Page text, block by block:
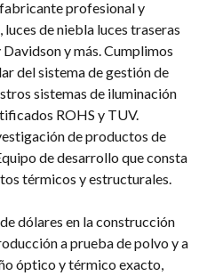
profesional y
de niebla luces traseras
y más. Cumplimos
del sistema de gestión de
sistemas de iluminación
ROHS y TUV.
de productos de
de desarrollo que consta
térmicos y estructurales.
dólares en la construcción
a prueba de polvo y a
óptico y térmico exacto,